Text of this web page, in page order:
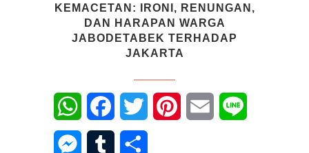
KEMACETAN: IRONI, RENUNGAN,
DAN HARAPAN WARGA
JABODETABEK TERHADAP
JAKARTA
WhatsAppFacebookTwitter PinterestEmail
Messenger
Tumblr